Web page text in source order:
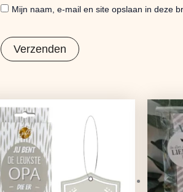
Mijn naam, e-mail en site opslaan in deze